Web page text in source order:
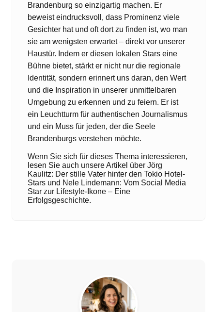
Brandenburg so einzigartig machen. Er
beweist eindrucksvoll, dass Prominenz viele
Gesichter hat und oft dort zu finden ist, wo man
sie am wenigsten erwartet – direkt vor unserer
Haustür. Indem er diesen lokalen Stars eine
Bühne bietet, stärkt er nicht nur die regionale
Identität, sondern erinnert uns daran, den Wert
und die Inspiration in unserer unmittelbaren
Umgebung zu erkennen und zu feiern. Er ist
ein Leuchtturm für authentischen Journalismus
und ein Muss für jeden, der die Seele
Brandenburgs verstehen möchte.
Wenn Sie sich für dieses Thema interessieren,
lesen Sie auch unsere Artikel über Jörg
Kaulitz: Der stille Vater hinter den Tokio Hotel-
Stars und Nele Lindemann: Vom Social Media
Star zur Lifestyle-Ikone – Eine
Erfolgsgeschichte.